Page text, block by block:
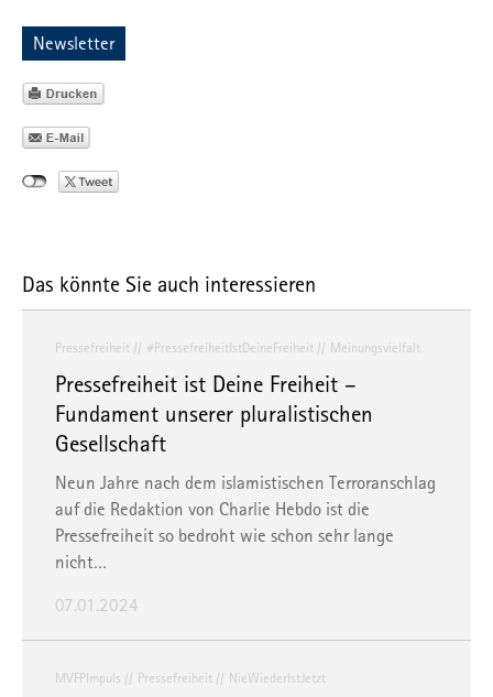
Newsletter
Das könnte Sie auch interessieren
Pressefreiheit #PressefreiheitIstDeineFreiheit Meinungsvielfalt
Pressefreiheit ist Deine Freiheit –
Fundament unserer pluralistischen
Gesellschaft
Neun Jahre nach dem islamistischen Terroranschlag
auf die Redaktion von Charlie Hebdo ist die
Pressefreiheit so bedroht wie schon sehr lange
nicht…
07.01.2024
MVFPImpuls Pressefreiheit NieWiederIstJetzt